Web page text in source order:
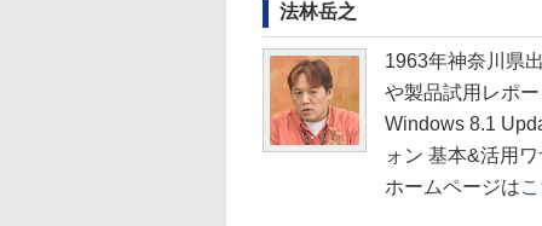
法林岳之
1963年神奈川県
や製品試用レポ
Windows 8.1
ォン 基本&活用
ホームページは